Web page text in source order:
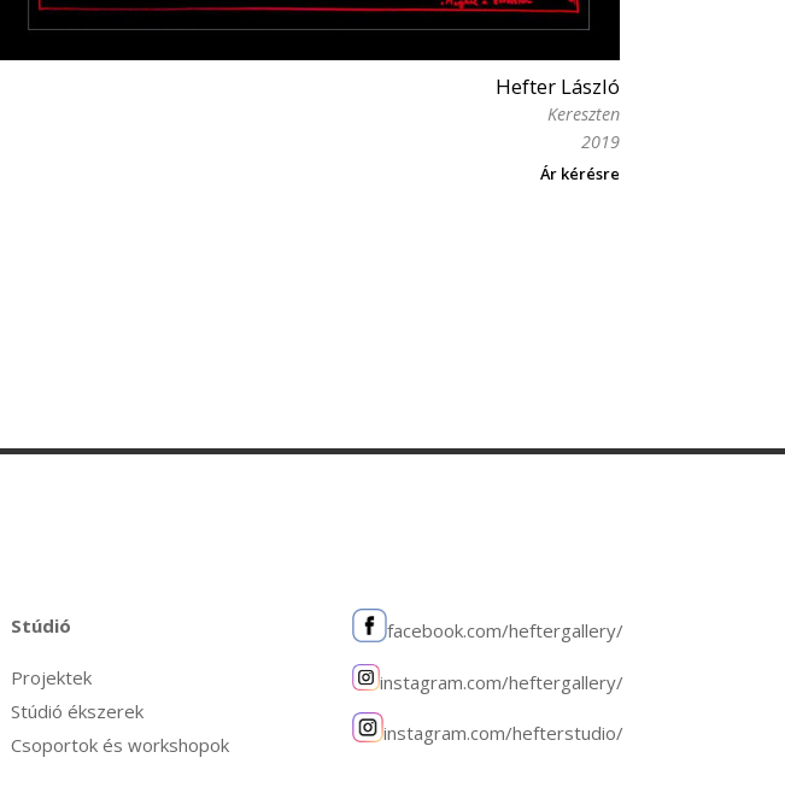
Hefter László
Kereszten
2019
Ár kérésre
Stúdió
Projektek
Stúdió ékszerek
Csoportok és workshopok
facebook.com/heftergallery/
instagram.com/heftergallery/
instagram.com/hefterstudio/